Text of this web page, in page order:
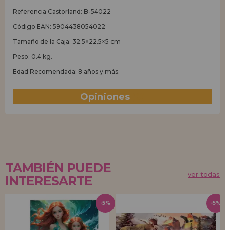
Referencia Castorland: B-54022
Código EAN: 5904438054022
Tamaño de la Caja: 32.5×22.5×5 cm
Peso: 0.4 kg.
Edad Recomendada: 8 años y más.
Opiniones
TAMBIÉN PUEDE
INTERESARTE
ver todas
-5% -5%